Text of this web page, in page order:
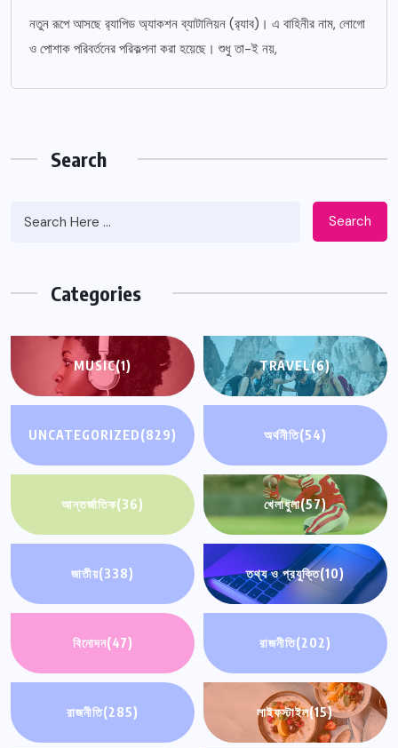
নতুন রূপে আসছে র‌্যাপিড অ্যাকশন ব্যাটালিয়ন (র‌্যাব)। এ বাহিনীর নাম, লোগো
ও পোশাক পরিবর্তনের পরিকল্পনা করা হয়েছে। শুধু তা-ই নয়,
Search
Search
Categories
MUSIC(1) TRAVEL(6)
UNCATEGORIZED(829) অর্থনীতি(54)
আন্তর্জাতিক(36) খেলাধুলা(57)
জাতীয়(338) তথ্য ও প্রযুক্তি(10)
বিনোদন(47) রাজনীতি(202)
রাজনীতি(285) লাইফস্টাইল(15)